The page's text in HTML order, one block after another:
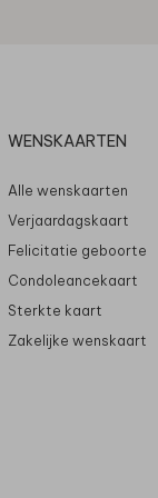
WENSKAARTEN
Alle wenskaarten
Verjaardagskaart
Felicitatie geboorte
Condoleancekaart
Sterkte kaart
Zakelijke wenskaart